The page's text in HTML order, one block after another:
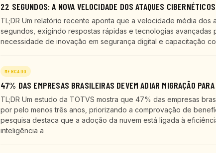
22 SEGUNDOS: A NOVA VELOCIDADE DOS ATAQUES CIBERNÉTICOS
TL;DR Um relatório recente aponta que a velocidade média dos
segundos, exigindo respostas rápidas e tecnologias avançadas
necessidade de inovação em segurança digital e capacitação
MERCADO
47% DAS EMPRESAS BRASILEIRAS DEVEM ADIAR MIGRAÇÃO
TL;DR Um estudo da TOTVS mostra que 47% das empresas
por pelo menos três anos, priorizando a comprovação de
pesquisa destaca que a adoção da nuvem está ligada à
inteligência a